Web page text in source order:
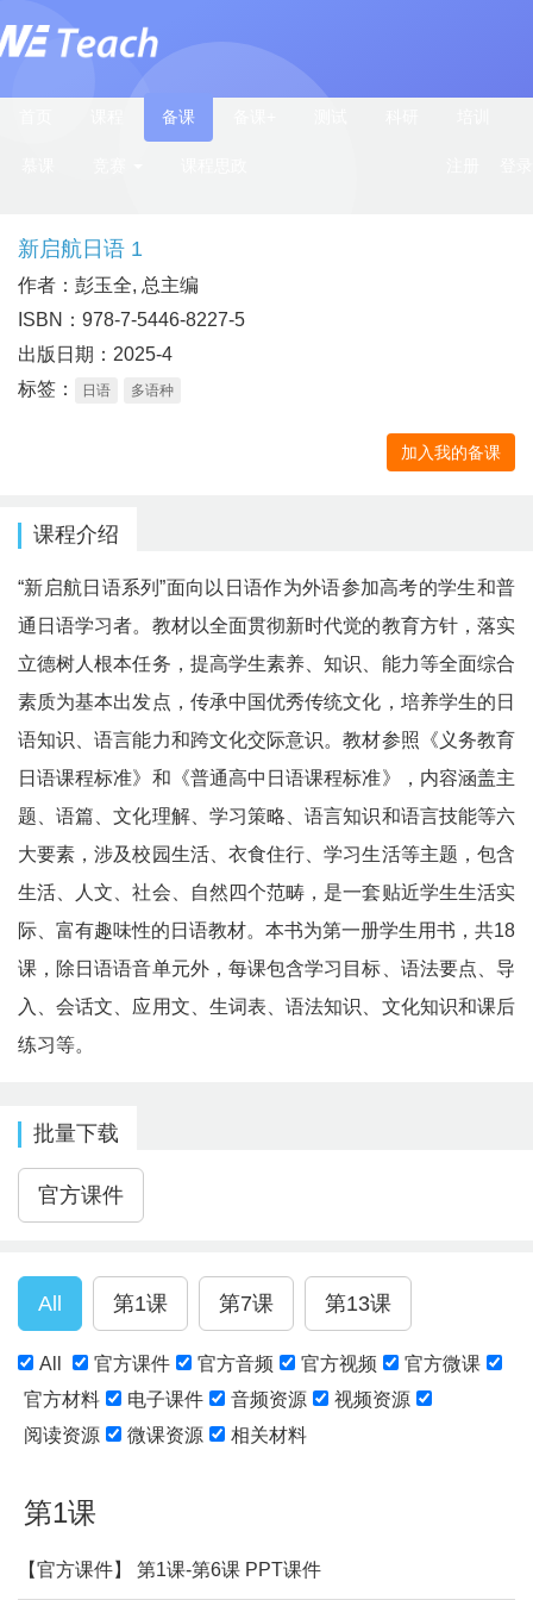
备课
新启航日语 1
作者：彭玉全, 总主编
ISBN：978-7-5446-8227-5
出版日期：2025-4
标签：
日语 多语种
加入我的备课
课程介绍
“新启航日语系列”面向以日语作为外语参加高考的学生和普
通日语学习者。教材以全面贯彻新时代觉的教育方针，落实
立德树人根本任务，提高学生素养、知识、能力等全面综合
素质为基本出发点，传承中国优秀传统文化，培养学生的日
语知识、语言能力和跨文化交际意识。教材参照《义务教育
日语课程标准》和《普通高中日语课程标准》，内容涵盖主
题、语篇、文化理解、学习策略、语言知识和语言技能等六
大要素，涉及校园生活、衣食住行、学习生活等主题，包含
生活、人文、社会、自然四个范畴，是一套贴近学生生活实
际、富有趣味性的日语教材。本书为第一册学生用书，共18
课，除日语语音单元外，每课包含学习目标、语法要点、导
入、会话文、应用文、生词表、语法知识、文化知识和课后
练习等。
批量下载
All 官方课件 官方音频 官方视频
官方微课
官方材料
电子课件 音频资源
视频资源
阅读资源
微课资源 相关材料
第1课
【官方课件】 第1课-第6课 PPT课件